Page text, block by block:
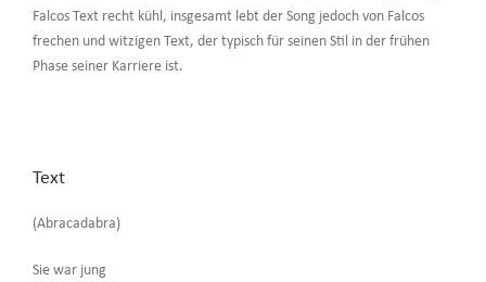
Falcos Text recht kühl, insgesamt lebt der Song jedoch von Falcos
frechen und witzigen Text, der typisch für seinen Stil in der frühen
Phase seiner Karriere ist.
Text
(Abracadabra)
Sie war jung